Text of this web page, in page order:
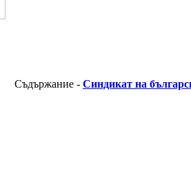
Съдържание - Синдикат на